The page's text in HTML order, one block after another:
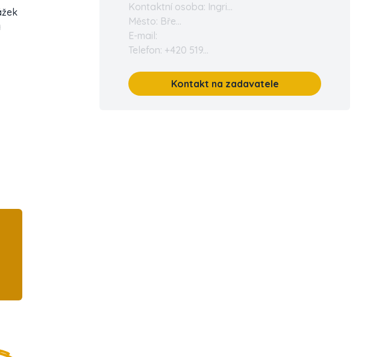
Kontaktní osoba: Ingri...
Město: Bře...
E-mail:
Telefon: +420 519...
Kontakt na zadavatele